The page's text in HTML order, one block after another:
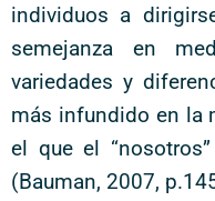
individuos a
semejanza en
variedades y
más infundido en la
el que el
(Bauman, 2007,